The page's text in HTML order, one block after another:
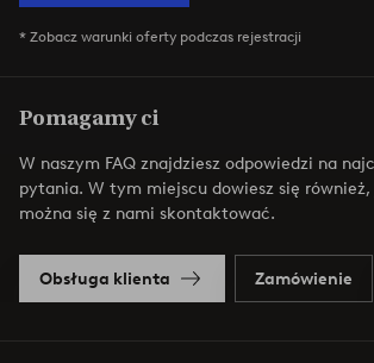
* Zobacz warunki oferty podczas rejestracji
Pomagamy ci
W naszym FAQ znajdziesz odpowiedzi na
pytania. W tym miejscu dowiesz się
można się z nami skontaktować.
Obsługa klienta Zamówienie